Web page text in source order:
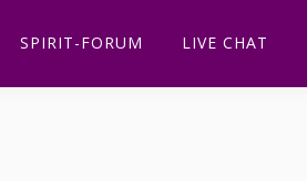
SPIRIT-FORUM LIVE CHAT